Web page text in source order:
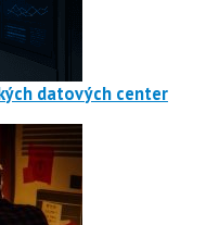
datových center